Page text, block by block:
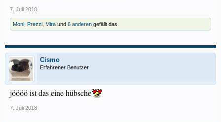
7. Juli 2018
Moni Prezzi Mira und 6 anderen gefällt das.
Cismo
Erfahrener Benutzer
jöööö ist das eine hübsche
7. Juli 2018